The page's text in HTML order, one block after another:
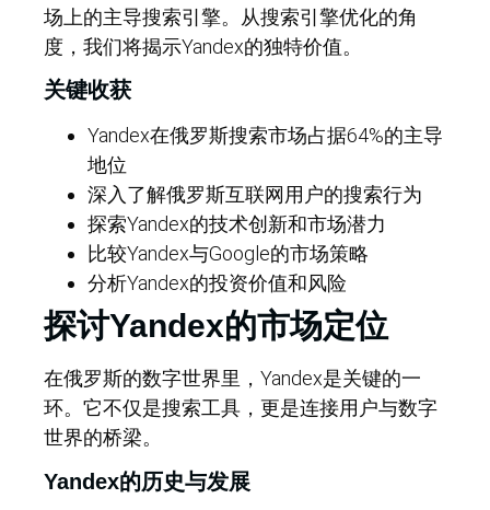
场上的主导搜索引擎。从搜索引擎优化的角
度，我们将揭示Yandex的独特价值。
关键收获
Yandex在俄罗斯搜索市场占据64%的主导
地位
深入了解俄罗斯互联网用户的搜索行为
探索Yandex的技术创新和市场潜力
比较Yandex与Google的市场策略
分析Yandex的投资价值和风险
探讨Yandex的市场定位
在俄罗斯的数字世界里，Yandex是关键的一
环。它不仅是搜索工具，更是连接用户与数字
世界的桥梁。
Yandex的历史与发展